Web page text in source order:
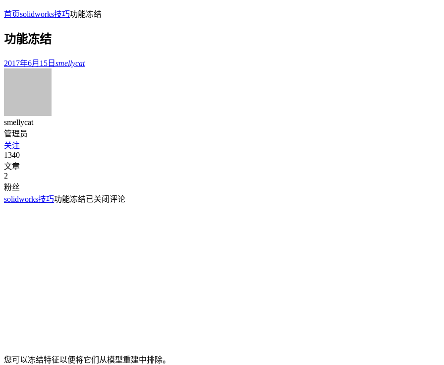
首页solidworks技巧功能冻结
功能冻结
2017年6月15日 smellycat
smellycat
管理员
关注
1340
文章
2
粉丝
solidworks技巧功能冻结已关闭评论
您可以冻结特征以便将它们从模型重建中排除。